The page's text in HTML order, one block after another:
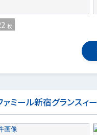
枚
ァミール新宿グランスィ